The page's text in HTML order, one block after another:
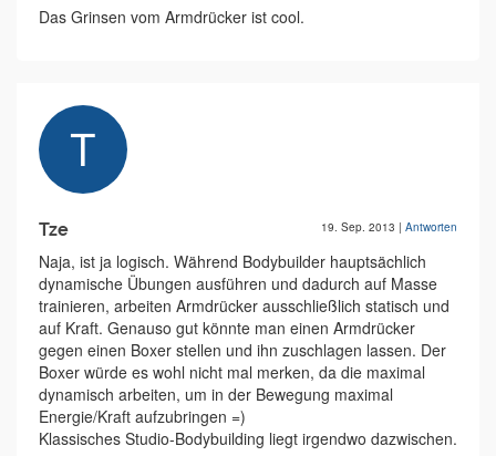
Das Grinsen vom Armdrücker ist cool.
Tze 19. Sep. 2013 | Antworten
Naja, ist ja logisch. Während Bodybuilder hauptsächlich
dynamische Übungen ausführen und dadurch auf Masse
trainieren, arbeiten Armdrücker ausschließlich statisch und
auf Kraft. Genauso gut könnte man einen Armdrücker
gegen einen Boxer stellen und ihn zuschlagen lassen. Der
Boxer würde es wohl nicht mal merken, da die maximal
dynamisch arbeiten, um in der Bewegung maximal
Energie/Kraft aufzubringen =)
Klassisches Studio-Bodybuilding liegt irgendwo dazwischen.